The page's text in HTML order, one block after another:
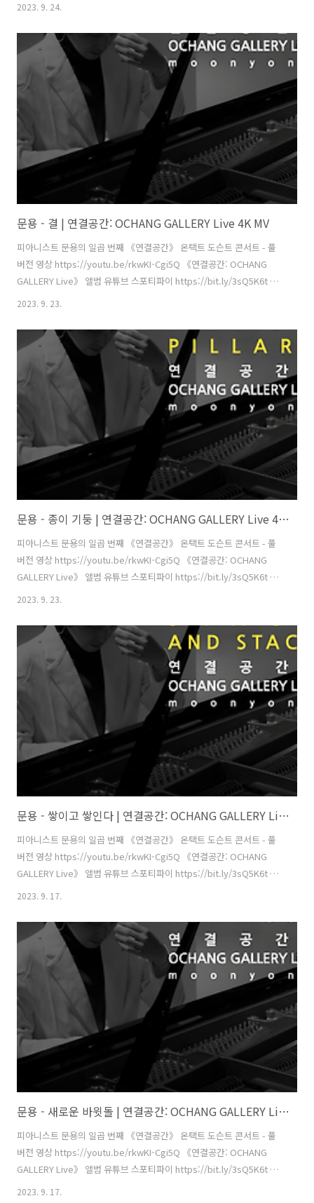
출・의상 및 홍보 - 장초영(TAra) 보조 스태프 - 임미영 영상 - 유영균
(STUDIO2F) 촬영 - 유영균, 서두리 음향 - 곽동준(K-SOUND) 음향 조감
독 - 남동훈 협력 - 김세은 학예연구사, 양수영 코디네이터 [ 전시 ] 《환
경을 위한 디자인 행동주의》 주최·주관 - 문타라엔터테인먼트 | 협력 -
2023. 9. 24.
문용 - 결 | 연결공간: OCHANG GALLERY Live 4K MV
피아니스트 문용의 일곱 번째 《연결공간》 온택트 도슨트 콘서트 - 풀
버전 영상 https://youtu.be/rkwKI-Cgi5Q 《연결공간: OCHANG
GALLERY Live》 앨범 유튜브 스포티파이 https://bit.ly/3sQ5K6t 애
출・의상 및 홍보 - 장초영(TAra) 보조 스태프 - 임미영 영상 - 유영균
(STUDIO2F) 촬영 - 유영균, 서두리 음향 - 곽동준(K-SOUND) 음향 조감
독 - 남동훈 협력 - 김세은 학예연구사, 양수영 코디네이터 [ 전시 ] 《환
경을 위한 디자인 행동주의》 주최·주관 - 문타라엔터테인먼트 | 협력 -
2023. 9. 23.
문용 - 종이 기둥 | 연결공간: OCHANG GALLERY Live 4K MV
피아니스트 문용의 일곱 번째 《연결공간》 온택트 도슨트 콘서트 - 풀
버전 영상 https://youtu.be/rkwKI-Cgi5Q 《연결공간: OCHANG
GALLERY Live》 앨범 유튜브 스포티파이 https://bit.ly/3sQ5K6t 애
플뮤직 작곡・편곡・연주 - 문용(moonyong) 대본・내레이션 - 문용
출・의상 및 홍보 - 장초영(TAra) 보조 스태프 - 임미영 영상 - 유영균
(STUDIO2F) 촬영 - 유영균, 서두리 음향 - 곽동준(K-SOUND) 음향 조감
독 - 남동훈 협력 - 김세은 학예연구사, 양수영 코디네이터 [ 전시 ] 《환
경을 위한 디자인 행동주의》 주최·주관 - 문타라엔터테인먼트 | 협력 -
2023. 9. 23.
문용 - 쌓이고 쌓인다 | 연결공간: OCHANG GALLERY Live 4K MV
피아니스트 문용의 일곱 번째 《연결공간》 온택트 도슨트 콘서트 - 풀
버전 영상 https://youtu.be/rkwKI-Cgi5Q 《연결공간: OCHANG
GALLERY Live》 앨범 유튜브 스포티파이 https://bit.ly/3sQ5K6t 애
출・의상 및 홍보 - 장초영(TAra) 보조 스태프 - 임미영 영상 - 유영균
(STUDIO2F) 촬영 - 유영균, 서두리 음향 - 곽동준(K-SOUND) 음향 조감
독 - 남동훈 협력 - 김세은 학예연구사, 양수영 코디네이터 [ 전시 ] 《환
경을 위한 디자인 행동주의》 주최·주관 - 문타라엔터테인먼트 | 협력 -
2023. 9. 17.
문용 - 새로운 바윗돌 | 연결공간: OCHANG GALLERY Live 4K MV
피아니스트 문용의 일곱 번째 《연결공간》 온택트 도슨트 콘서트 - 풀
버전 영상 https://youtu.be/rkwKI-Cgi5Q 《연결공간: OCHANG
GALLERY Live》 앨범 유튜브 스포티파이 https://bit.ly/3sQ5K6t 애
플뮤직 작곡・편곡・연주 - 문용(moonyong) 대본・내레이션 - 문용
2023. 9. 17.